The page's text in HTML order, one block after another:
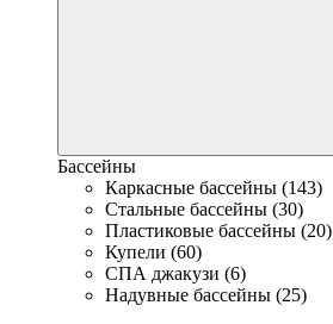
Бассейны
Каркасные бассейны (143)
Стальные бассейны (30)
Пластиковые бассейны (20)
Купели (60)
СПА джакузи (6)
Надувные бассейны (25)